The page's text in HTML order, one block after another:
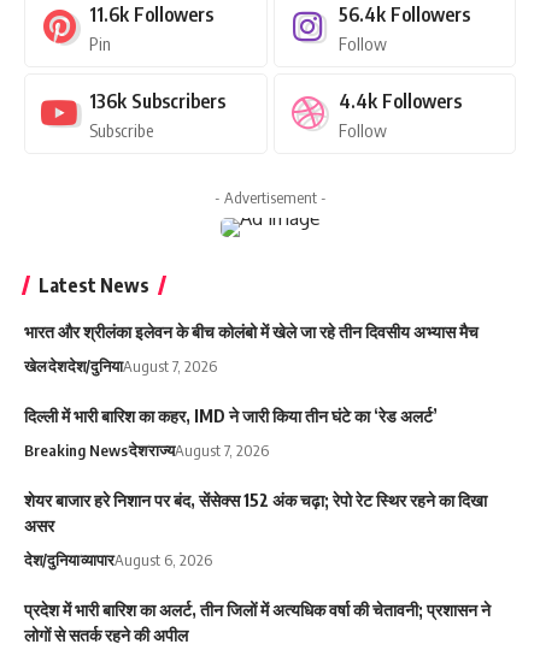
11.6k Followers
Pin
56.4k Followers
Follow
136k Subscribers
Subscribe
4.4k Followers
Follow
- Advertisement -
Latest News
भारत और श्रीलंका इलेवन के बीच कोलंबो में खेले जा रहे तीन दिवसीय अभ्यास मैच
खेलदेशदेश/दुनियाAugust 7, 2026
दिल्ली में भारी बारिश का कहर, IMD ने जारी किया तीन घंटे का ‘रेड अलर्ट’
Breaking Newsदेशराज्यAugust 7, 2026
शेयर बाजार हरे निशान पर बंद, सेंसेक्स 152 अंक चढ़ा; रेपो रेट स्थिर रहने का दिखा
असर
देश/दुनियाव्यापारAugust 6, 2026
प्रदेश में भारी बारिश का अलर्ट, तीन जिलों में अत्यधिक वर्षा की चेतावनी; प्रशासन ने
लोगों से सतर्क रहने की अपील